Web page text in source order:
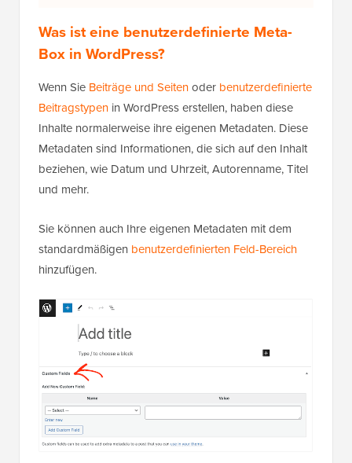
Was ist eine benutzerdefinierte Meta-
Box in WordPress?
Wenn Sie Beiträge und Seitenoder benutzerdefinierte
Beitragstypen in WordPress erstellen, haben diese
Inhalte normalerweise ihre eigenen Metadaten. Diese
Metadaten sind Informationen, die sich auf den Inhalt
beziehen, wie Datum und Uhrzeit, Autorenname, Titel
und mehr.
Sie können auch Ihre eigenen Metadaten mit dem
standardmäßigen benutzerdefinierten Feld-Bereich
hinzufügen.